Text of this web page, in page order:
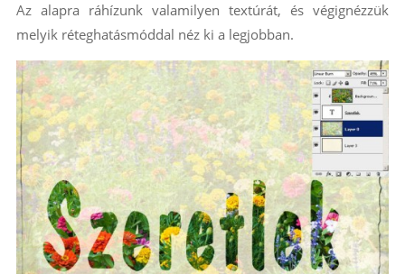
Az alapra ráhízunk valamilyen textúrát, és végignézzük
melyik réteghatásmóddal néz ki a legjobban.